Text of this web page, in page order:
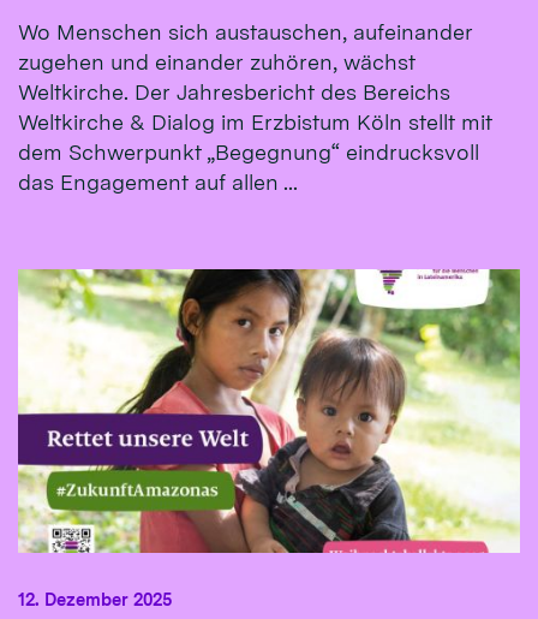
Wo Menschen sich austauschen, aufeinander
zugehen und einander zuhören, wächst
Weltkirche. Der Jahresbericht des Bereichs
Weltkirche & Dialog im Erzbistum Köln stellt mit
dem Schwerpunkt „Begegnung“ eindrucksvoll
das Engagement auf allen ...
12. Dezember 2025